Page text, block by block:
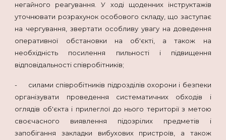
негайного реагування. У ході щоденних інструктажів
уточнювати розрахунок особового складу, що заступає
на чергування, звертати особливу увагу на доведення
оперативної обстановки на об'єкті, а також на
необхідність посилення пильності і підвищення
відповідальності співробітників;
- силами співробітників підрозділів охорони і безпеки
організувати проведення систематичних обходів і
оглядів об'єкта і прилеглої до нього території з метою
своєчасного виявлення підозрілих предметів і
запобігання закладки вибухових пристроїв, а також